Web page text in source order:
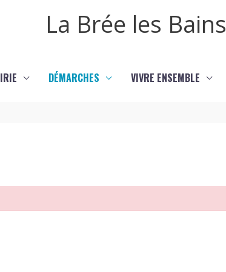
La Brée les Bains
DÉMARCHES VIVRE ENSEMBLE